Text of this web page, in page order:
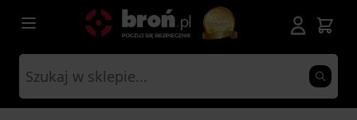
Przejdź do treści